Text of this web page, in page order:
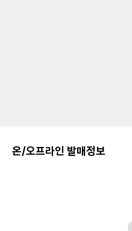
온/오프라인 발매정보